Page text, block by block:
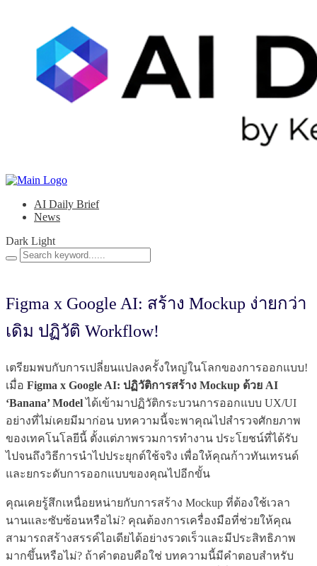
AI Daily Brief
News
Dark Light
Figma x Google AI: สร้าง Mockup ง่ายกว่า
เดิม ปฏิวัติ Workflow!
เตรียมพบกับการเปลี่ยนแปลงครั้งใหญ่ในโลกของการออกแบบ!
เมื่อ Figma x Google AI: ปฏิวัติการสร้าง Mockup ด้วย AI
‘Banana’ Modelได้เข้ามาปฏิวัติกระบวนการออกแบบ UX/UI
อย่างที่ไม่เคยมีมาก่อน บทความนี้จะพาคุณไปสำรวจศักยภาพ
ของเทคโนโลยีนี้ ตั้งแต่ภาพรวมการทำงาน ประโยชน์ที่ได้รับ
ไปจนถึงวิธีการนำไปประยุกต์ใช้จริง เพื่อให้คุณก้าวทันเทรนด์
และยกระดับการออกแบบของคุณไปอีกขั้น
คุณเคยรู้สึกเหนื่อยหน่ายกับการสร้าง Mockup ที่ต้องใช้เวลา
นานและซับซ้อนหรือไม่? คุณต้องการเครื่องมือที่ช่วยให้คุณ
สามารถสร้างสรรค์ไอเดียได้อย่างรวดเร็วและมีประสิทธิภาพ
มากขึ้นหรือไม่? ถ้าคำตอบคือใช่ บทความนี้มีคำตอบสำหรับ